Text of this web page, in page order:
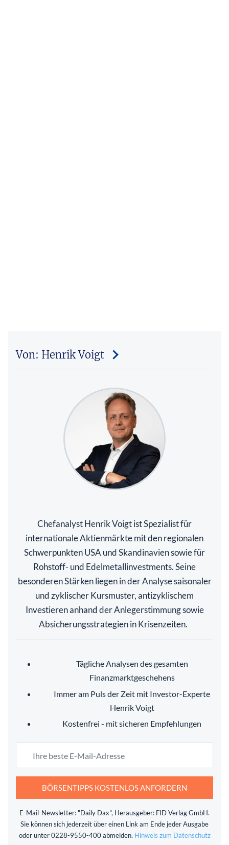
Von: Henrik Voigt
Chefanalyst Henrik Voigt ist Spezialist für
internationale Aktienmärkte mit den regionalen
Schwerpunkten USA und Skandinavien sowie für
Rohstoff- und Edelmetallinvestments. Seine
besonderen Stärken liegen in der Analyse saisonaler
und zyklischer Kursmuster, antizyklischem
Investieren anhand der Anlegerstimmung sowie
Absicherungsstrategien in Krisenzeiten.
Tägliche Analysen des gesamten
Finanzmarktgeschehens
Immer am Puls der Zeit mit Investor-Experte
Henrik Voigt
Kostenfrei - mit sicheren Empfehlungen
BÖRSENTIPPS KOSTENLOS ANFORDERN
E-Mail-Newsletter: "Daily Dax", Herausgeber: FID Verlag GmbH.
Sie können sich jederzeit über einen Link am Ende jeder Ausgabe
oder unter 0228-9550-400 abmelden. Hinweis zum Datenschutz